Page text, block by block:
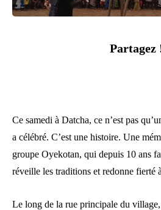
Partagez
Ce samedi à Datcha, ce n’est pas
a célébré. C’est une histoire. Une
groupe Oyekotan, qui depuis 10 ans
réveille les traditions et redonne fierté
Le long de la rue principale du village,